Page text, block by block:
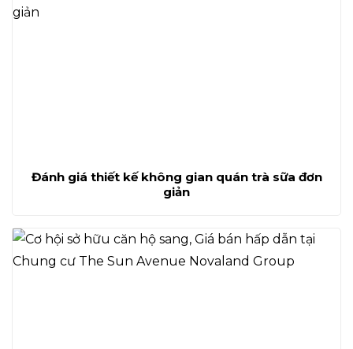
Đánh giá thiết kế không gian quán trà sữa đơn
giản